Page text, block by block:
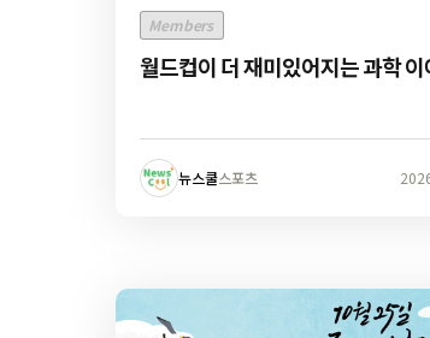
Members
월드컵이 더 재미있어지는 과학 이
뉴스쿨스포츠